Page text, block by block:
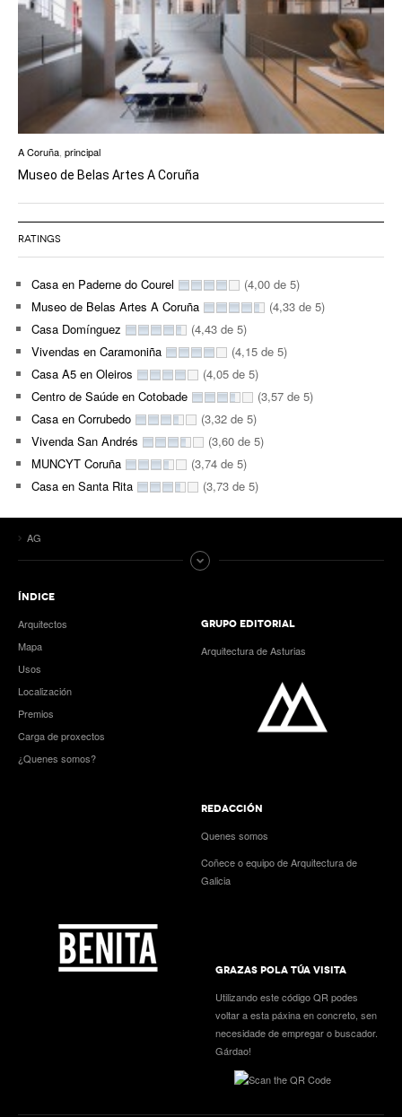
A Coruña principal
Museo de Belas Artes A Coruña
RATINGS
Casa en Paderne do Courel
(4,00 de 5)
Museo de Belas Artes A Coruña
(4,33 de 5)
Casa Domínguez
(4,43 de 5)
Vivendas en Caramoniña
(4,15 de 5)
Casa A5 en Oleiros
(4,05 de 5)
Centro de Saúde en Cotobade
(3,57 de 5)
Casa en Corrubedo
(3,32 de 5)
Vivenda San Andrés
(3,60 de 5)
MUNCYT Coruña
(3,74 de 5)
Casa en Santa Rita
(3,73 de 5)
AG
ÍNDICE
Arquitectos
Mapa
Usos
Localización
Premios
Carga de proxectos
¿Quenes somos?
GRUPO EDITORIAL
Arquitectura de Asturias
REDACCIÓN
Quenes somos
Coñece o equipo de Arquitectura de
Galicia
GRAZAS POLA TÚA VISITA
Utilizando este código QR podes
voltar a esta páxina en concreto, sen
necesidade de empregar o buscador.
Gárdao!